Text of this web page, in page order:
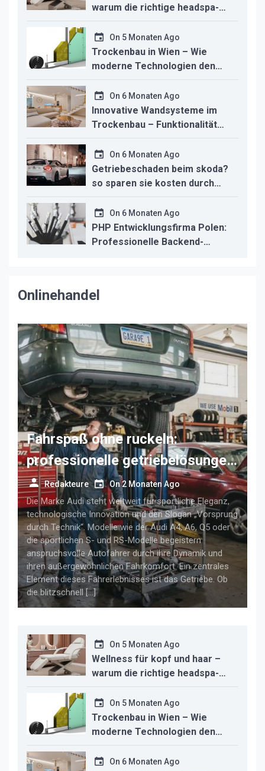
warum die richtige headspa-
liege den unterschied für ihr
studio macht
On 5 Monaten Ago
Trockenbau in Wien – Wie
moderne Technologien den
Innenausbau revolutionieren
On 6 Monaten Ago
Innovative Wandsysteme im
Trockenbau – Funktionalität
trifft modernes Design
On 6 Monaten Ago
Getriebeschaden beim skoda?
so sparen sie kosten durch
professionelle instandsetzung
On 6 Monaten Ago
PHP Entwicklungsfirma Polen:
Professionelle Backend-
Onlinehandel
Fahrspaß ohne ruckeln:
professionelle getriebelösungen
für anspruchsvolle audi-fahrer
Redakteure On2 Monaten Ago
Die Marke Audi steht weltweit für sportliche Eleganz,
technologische Innovation und den Slogan „Vorsprung
durch Technik“. Modelle wie der Audi A4, A6, Q5 oder
die sportlichen S- und RS-Modelle begeistern
anspruchsvolle Autofahrer durch ihre Dynamik und
ihren außergewöhnlichen Fahrkomfort. Ein zentrales
Element dieses Fahrerlebnisses ist das Getriebe. Ob
die blitzschnell […]
On 5 Monaten Ago
Wellness für kopf und haar –
warum die richtige headspa-
liege den unterschied für ihr
studio macht
On 5 Monaten Ago
Trockenbau in Wien – Wie
moderne Technologien den
Innenausbau revolutionieren
On 6 Monaten Ago